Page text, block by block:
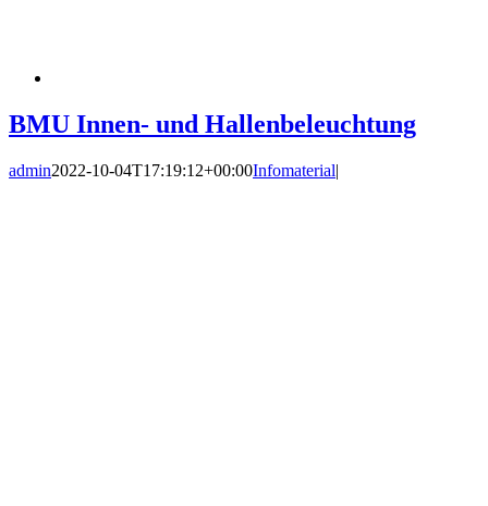
BMU Innen- und Hallenbeleuchtung
admin2022-10-04T17:19:12+00:00Infomaterial|